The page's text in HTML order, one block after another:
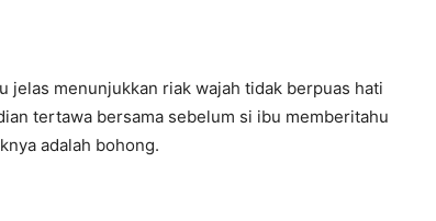
jelas menunjukkan riak wajah tidak berpuas hati
tertawa bersama sebelum si ibu memberitahu
adalah bohong.